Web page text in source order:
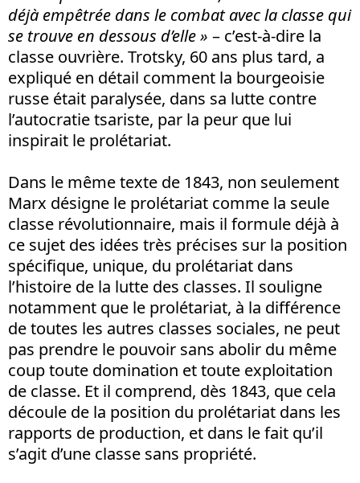
déjà empêtrée dans le combat avec la classe qui
se trouve en dessous d’elle » – c’est-à-dire la
classe ouvrière. Trotsky, 60 ans plus tard, a
expliqué en détail comment la bourgeoisie
russe était paralysée, dans sa lutte contre
l’autocratie tsariste, par la peur que lui
inspirait le prolétariat.
Dans le même texte de 1843, non seulement
Marx désigne le prolétariat comme la seule
classe révolutionnaire, mais il formule déjà à
ce sujet des idées très précises sur la position
spécifique, unique, du prolétariat dans
l’histoire de la lutte des classes. Il souligne
notamment que le prolétariat, à la différence
de toutes les autres classes sociales, ne peut
pas prendre le pouvoir sans abolir du même
coup toute domination et toute exploitation
de classe. Et il comprend, dès 1843, que cela
découle de la position du prolétariat dans les
rapports de production, et dans le fait qu’il
s’agit d’une classe sans propriété.